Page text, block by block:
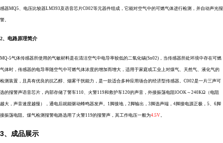
感器MQ5、电压比较器LM393及语音芯片C002等元器件组成，它能对空气中的可燃气体进行检测，并自动声光报
警。
2、电路原理简介
MQ-5气体传感器所使用的气敏材料是在清洁空气中电导率较低的二氧化锡(Sn02)，当传感器所处环境中存在可燃
气体时，传感器的电导率随空气中可燃气体浓度的增加而增大，适用于家庭或工业上对煤气、天然气、液化气的
检测装置，且具有优良的抗乙醇、烟雾干扰能力，是一款适合多种应用场合的经济型传感器。C002是一片三声可
选的报警声语音芯片，内部存储了警车110、火警119和救护车120的声音，外接振荡电阻lOOK～240KΩ（电阻
越大，声音速度越慢），通电后就能驱动蜂鸣器发声。1脚接地，2脚输出，3脚选声端，4脚接电源正极，5、6脚
接振荡电阻。煤气检测报警电路选用了火警119的报警声，其工作电压一般为4.5V。
3、成品展示